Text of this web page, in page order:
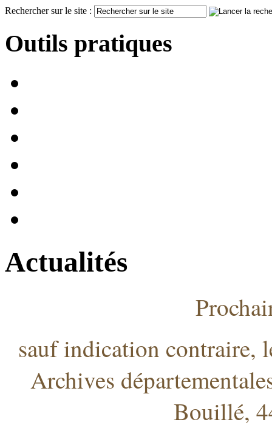
Rechercher sur le site :
Outils pratiques
Actualités
sauf indication contraire,
Archives
Bouillé,